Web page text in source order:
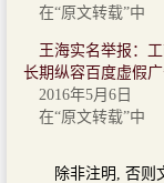
在“原文转载”中
王海实名举报：
长期纵容百度虚假
2016年5月6日
在“原文转载”中
除非注明, 否则